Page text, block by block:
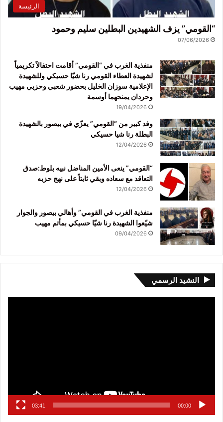
الرئيسة
“القومي” يزف الشهيدين البطلين سليم وحمود
07/06/2026
منفذية الغرب في “القومي” أقامت احتفالاً تكريمياً
لشهيدة العطاء القومي رنا شيّا حسيكي وللشهيدة
الإعلامية سوزان الخليل بحضور شعبي وحزبي مهيب
وحردان يمنحهما أوسمة
19/04/2026
وفد كبير من “القومي” يعزّي في بيصور بالشهيدة
البطلة رنا شيا حسيكي
12/04/2026
“القومي” ينعى الأمين المناضل نبيه بلوط:صدق
التعاقد مع سعاده وبقي ثابتاً على نهج حزبه
12/04/2026
منفذية الغرب في القومي” وأهالي بيصور والجوار
شيّعوا الشهيدة رنا شيّا حسيكي بمأتم مهيب
09/04/2026
النشيد الرسمي
00:00
03:41